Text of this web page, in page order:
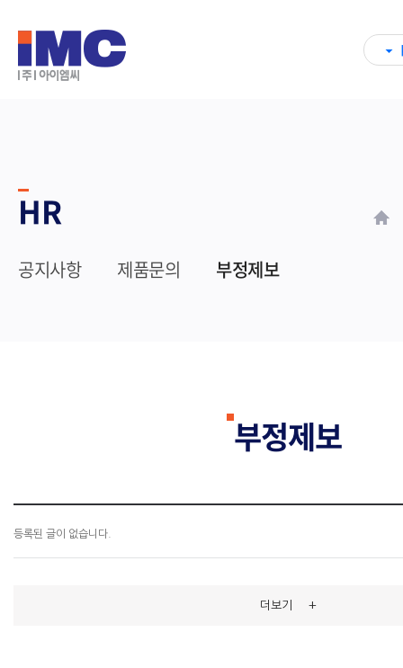
HR
공지사항 제품문의 부정제보
부정제보
등록된 글이 없습니다.
더보기 +